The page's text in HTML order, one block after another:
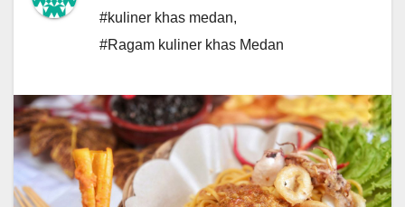
#kuliner khas medan,
#Ragam kuliner khas Medan